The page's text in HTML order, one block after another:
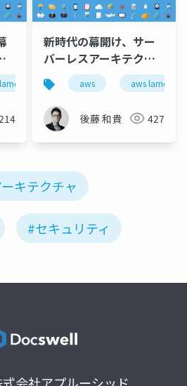
serverless
新時代の幕開け、サー
バーレスアーキテクチ
ャの衝撃！ 〜開発・運
用・セキュリティ・コ
ストがどう変わる？〜
aws aws lamdba
後藤 和貴 427
キテクチャ
#セキュリティ
会社アプルーシッド